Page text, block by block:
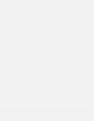
и
сократить время
моделирование,